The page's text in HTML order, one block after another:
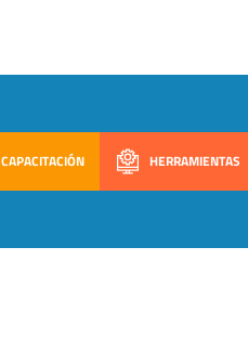
CAPACITACIÓN HERRAMIENTAS